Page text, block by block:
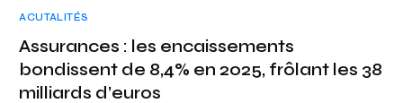
ACUTALITÉS
Assurances : les encaissements
bondissent de 8,4% en 2025, frôlant les 38
milliards d’euros